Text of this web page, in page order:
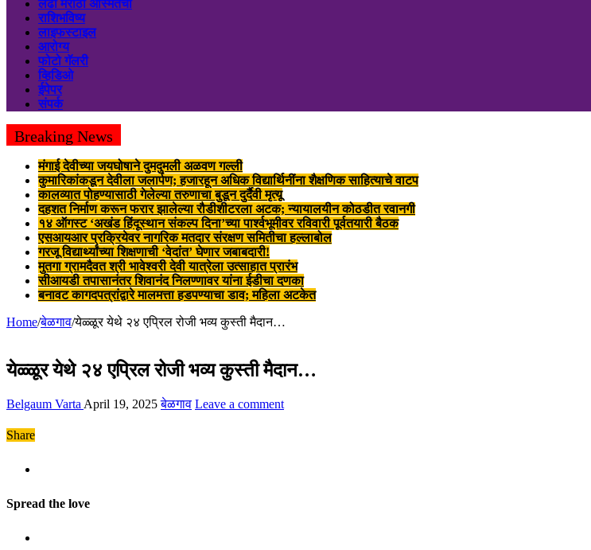
लढा मराठी अस्मितेचा
राशिभविष्य
लाइफस्टाइल
आरोग्य
फोटो गॅलरी
व्हिडिओ
ईपेपर
संपर्क
Breaking News
मंगाई देवीच्या जयघोषाने दुमदुमली अळवण गल्ली
कुमारिकांकडून देवीला जलार्पण; हजारहून अधिक विद्यार्थिनींना शैक्षणिक साहित्याचे वाटप
कालव्यात पोहण्यासाठी गेलेल्या तरुणाचा बुडून दुर्दैवी मृत्यू
दहशत निर्माण करून फरार झालेल्या रौडीशीटरला अटक; न्यायालयीन कोठडीत रवानगी
१४ ऑगस्ट ‘अखंड हिंदूस्थान संकल्प दिना’च्या पार्श्वभूमीवर रविवारी पूर्वतयारी बैठक
एसआयआर प्रक्रियेवर नागरिक मतदार संरक्षण समितीचा हल्लाबोल
गरजू विद्यार्थ्यांच्या शिक्षणाची ‘वेदांत’ घेणार जबाबदारी!
मुतगा ग्रामदैवत श्री भावेश्वरी देवी यात्रेला उत्साहात प्रारंभ
सीआयडी तपासानंतर शिवानंद निलण्णावर यांना ईडीचा दणका
बनावट कागदपत्रांद्वारे मालमत्ता हडपण्याचा डाव; महिला अटकेत
Home/बेळगाव/येळ्ळूर येथे २४ एप्रिल रोजी भव्य कुस्ती मैदान…
येळ्ळूर येथे २४ एप्रिल रोजी भव्य कुस्ती मैदान…
Belgaum Varta April 19, 2025 बेळगाव Leave a comment
Share
Spread the love